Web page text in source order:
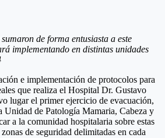
de forma entusiasta a este
implementando en distintas unidades
e implementación de protocolos para
que realiza el Hospital Dr. Gustavo
lugar el primer ejercicio de evacuación,
Unidad de Patología Mamaria, Cabeza y
a la comunidad hospitalaria sobre estas
de seguridad delimitadas en cada